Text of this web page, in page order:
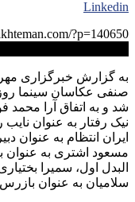
Linkedin
?p=140650
به گزارش خبرگزاری
شد و به اتفاق آرا محمد
نیک رفتار به عنوان
ایران انتظام به عنوان
مسعود اشتری به عنوان
البدل اول، سمیرا
سلامیان به عنوان